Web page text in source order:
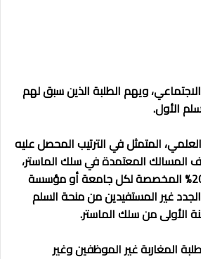
ويهم الطلبة الذين سبق لهم
الأول.
العلمي، المتمثل في الترتيب المحصل عليه
المسالك المعتمدة في سلك الماستر،
وذلك في حدود نسبة 20% المخصصة لكل جامعة أو مؤسسة
غير المستفيدين من منحة السلم
الأولى من سلك الماستر.
المغاربة غير الموظفين وغير